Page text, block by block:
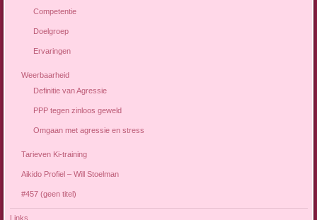
Competentie
Doelgroep
Ervaringen
Weerbaarheid
Definitie van Agressie
PPP tegen zinloos geweld
Omgaan met agressie en stress
Tarieven Ki-training
Aikido Profiel – Will Stoelman
#457 (geen titel)
Links